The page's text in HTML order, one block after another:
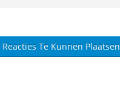
Te Kunnen Plaatsen